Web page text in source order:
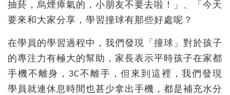
抽菸，烏煙瘴氣的，小朋友不要去啦！」、「今天
要來和大家分享，學習撞球有那些好處呢？
在學員的學習過程中，我們發現「撞球」對於孩子
的專注力有極大的幫助，家長表示平時孩子在家都
手機不離身，3C不離手，但來到這裡，我們發現
學員就連休息時間也甚少拿出手機，都是補充水分